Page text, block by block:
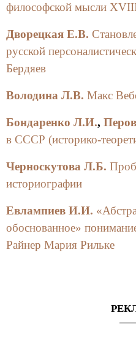
философской мысли
Дворецкая Е.В.
русской
Бердяев
Володина Л.В. Макс
Бондаренко Л.И.,
в СССР (историко-
Черноскутова Л.Б.
историографии
Евлампиев И.И.
обоснованное»
Райнер Мария Рильке